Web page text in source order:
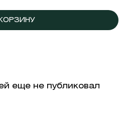
еще не публиковал